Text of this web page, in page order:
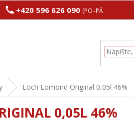
+420 596 626 090 (PO–PÁ 8:00–17:00)
Loch Lomond Original 0,05l 46%
0,05L 46%